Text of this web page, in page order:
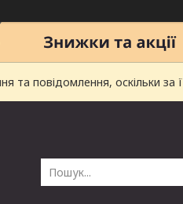
повідомлення, оскільки